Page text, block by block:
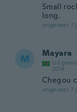
Small
long.
ongeveer 7
M Mayara
Lid
2014
Chegou
ongeveer 7